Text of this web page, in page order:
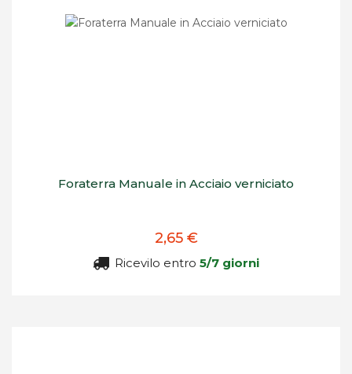
Foraterra Manuale in Acciaio verniciato
2,65 €
Ricevilo entro 5/7 giorni